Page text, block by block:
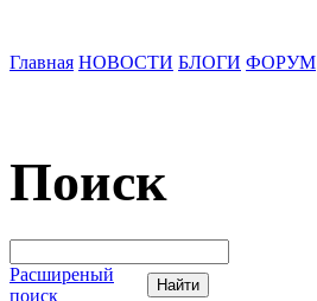
Главная НОВОСТИ БЛОГИ ФОРУМ
Поиск
Расширеный
поиск